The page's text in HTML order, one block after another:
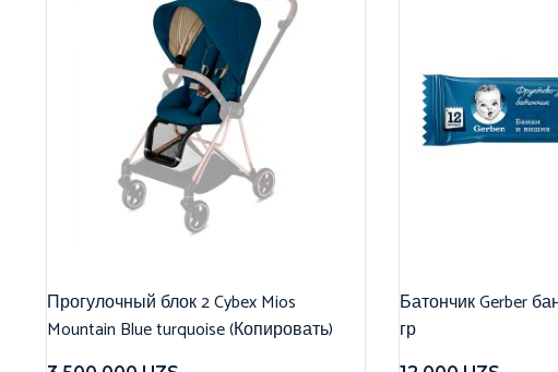
Прогулочный блок 2 Cybex Mios
Mountain Blue turquoise (Копировать)
Батончик Gerber
гр